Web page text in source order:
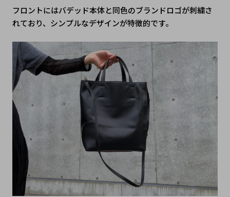
フロントにはバデッド本体と同色のブランドロゴが刺繍さ
れており、シンプルなデザインが特徴的です。